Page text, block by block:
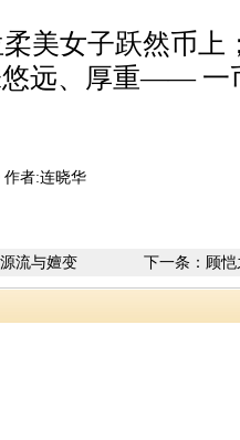
美女子跃然币上
悠远、厚重—— 一
作者:连晓华
下一条： 顾
流与嬗变